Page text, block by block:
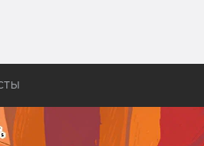
сериалах Азии